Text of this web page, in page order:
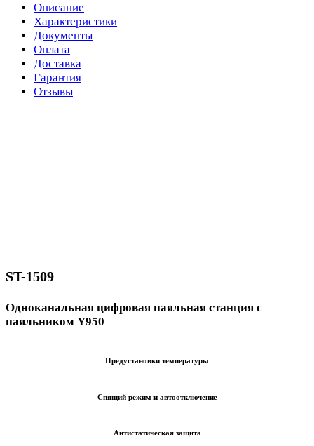
Описание
Характеристики
Документы
Оплата
Доставка
Гарантия
Отзывы
ST-1509
Одноканальная цифровая паяльная станция с
паяльником Y950
Предустановки температуры
Спящий режим и автоотключение
Антистатическая защита